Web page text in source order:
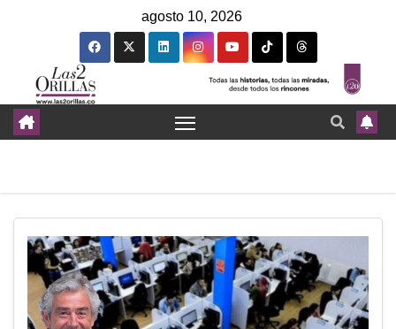
agosto 10, 2026